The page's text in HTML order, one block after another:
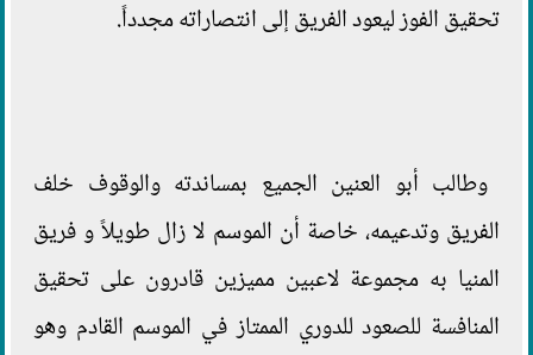
تحقيق الفوز ليعود الفريق إلى انتصاراته مجدداً.
وطالب أبو العنين الجميع بمساندته والوقوف خلف
الفريق وتدعيمه، خاصة أن الموسم لا زال طويلاً و فريق
المنيا به مجموعة لاعبين مميزين قادرون على تحقيق
المنافسة للصعود للدوري الممتاز في الموسم القادم وهو